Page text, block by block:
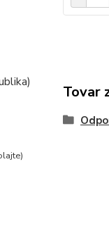
)
Tovar